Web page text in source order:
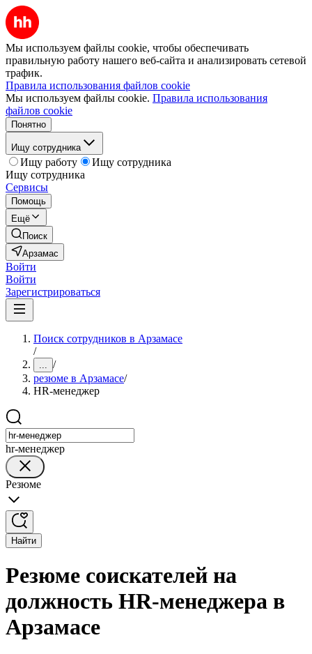
Мы используем файлы cookie, чтобы обеспечивать
правильную работу нашего веб-сайта и анализировать сетевой
трафик.
Правила использования файлов cookie
Мы используем файлы cookie. Правила использования
файлов cookie
Понятно
Ищу сотрудника
Ищу работу
Ищу сотрудника
Ищу сотрудника
Сервисы
Помощь
Ещё
Поиск
Арзамас
Войти
Войти
Зарегистрироваться
Поиск сотрудников в Арзамасе
/
... /
резюме в Арзамасе/
HR-менеджер
hr-менеджер
Резюме
Найти
Резюме соискателей на
должность HR-менеджера в
Арзамасе